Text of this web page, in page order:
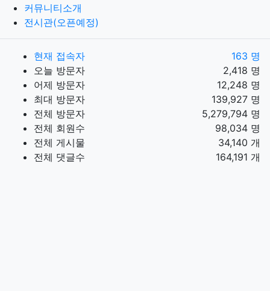
커뮤니티소개
전시관(오픈예정)
현재 접속자
163 명
오늘 방문자
2,418 명
어제 방문자
12,248 명
최대 방문자
139,927 명
전체 방문자
5,279,794 명
전체 회원수
98,034 명
전체 게시물
34,140 개
전체 댓글수
164,191 개